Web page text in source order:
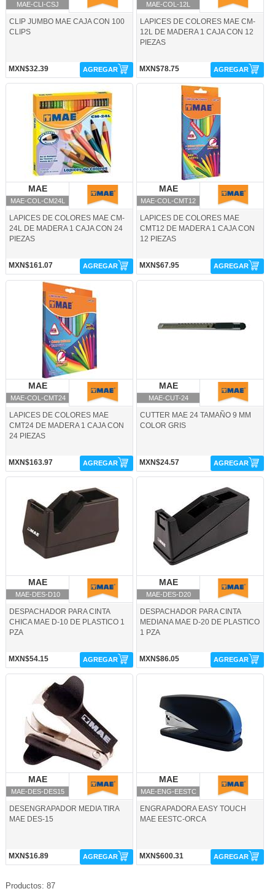
MAE-CLI-CSJ
CLIP JUMBO MAE CAJA CON 100
CLIPS
MXN$32.39 AGREGAR
MAE-COL-12L
LAPICES DE COLORES MAE CM-
12L DE MADERA 1 CAJA CON 12
PIEZAS
MXN$78.75 AGREGAR
MAE
MAE-COL-CM24L
LAPICES DE COLORES MAE CM-
24L DE MADERA 1 CAJA CON 24
PIEZAS
MXN$161.07 AGREGAR
MAE-COL-CMT12-MAE
MAE
MAE-COL-CMT12
LAPICES DE COLORES MAE
CMT12 DE MADERA 1 CAJA CON
12 PIEZAS
MXN$67.95 AGREGAR
MAE-COL-CMT24-MAE
MAE
MAE-COL-CMT24
LAPICES DE COLORES MAE
CMT24 DE MADERA 1 CAJA CON
24 PIEZAS
MXN$163.97 AGREGAR
MAE
MAE-CUT-24
CUTTER MAE 24 TAMAÑO 9 MM
COLOR GRIS
MXN$24.57 AGREGAR
MAE
MAE-DES-D10
DESPACHADOR PARA CINTA
CHICA MAE D-10 DE PLASTICO 1
PZA
MXN$54.15 AGREGAR
MAE
MAE-DES-D20
DESPACHADOR PARA CINTA
MEDIANA MAE D-20 DE PLASTICO
1 PZA
MXN$86.05 AGREGAR
MAE-DES-DES15-MAE
MAE
MAE-DES-DES15
DESENGRAPADOR MEDIA TIRA
MAE DES-15
MXN$16.89 AGREGAR
MAE
MAE-ENG-EESTC
ENGRAPADORA EASY TOUCH
MAE EESTC-ORCA
MXN$600.31 AGREGAR
Productos: 87